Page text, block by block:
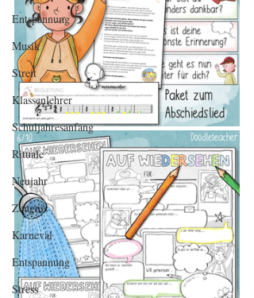
Entspannung
Musik
Streit
Klassenlehrer
Schuljahresanfang
Rituale
Neujahr
Zeugnis
Karneval
Entspannung
Stress